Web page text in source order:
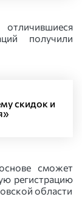
получили
скидок и
сможет
регистрацию
области